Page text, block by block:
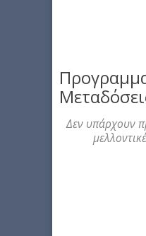
Δεν υπάρχουν